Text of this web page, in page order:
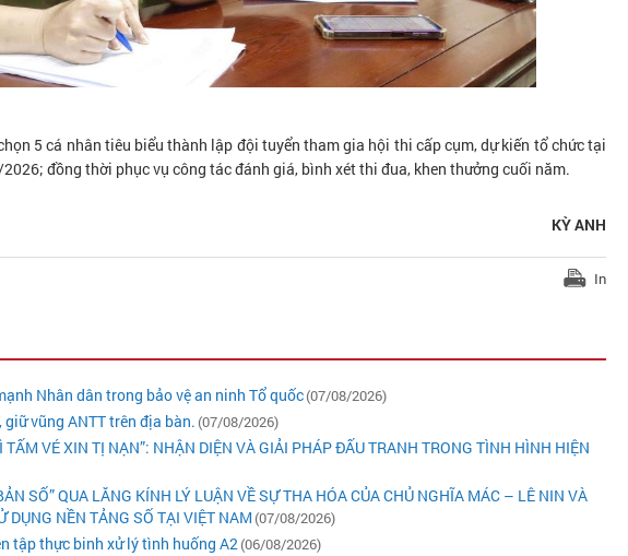
5 cá nhân tiêu biểu thành lập đội tuyển tham gia hội thi cấp cụm, dự kiến tổ chức tại
đồng thời phục vụ công tác đánh giá, bình xét thi đua, khen thưởng cuối năm.
KỲ ANH
In
Nhân dân trong bảo vệ an ninh Tổ quốc(07/08/2026)
vũng ANTT trên địa bàn. (07/08/2026)
TẤM VÉ XIN TỊ NẠN”: NHẬN DIỆN VÀ GIẢI PHÁP ĐẤU TRANH TRONG TÌNH HÌNH HIỆN
SỐ” QUA LĂNG KÍNH LÝ LUẬN VỀ SỰ THA HÓA CỦA CHỦ NGHĨA MÁC – LÊ NIN VÀ
DỤNG NỀN TẢNG SỐ TẠI VIỆT NAM (07/08/2026)
tập thực binh xử lý tình huống A2(06/08/2026)